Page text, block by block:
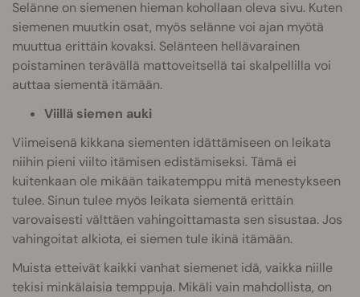
Selänne on siemenen hieman kohollaan oleva sivu. Kuten
siemenen muutkin osat, myös selänne voi ajan myötä
muuttua erittäin kovaksi. Selänteen hellävarainen
poistaminen terävällä mattoveitsellä tai skalpellilla voi
auttaa siementä itämään.
Viillä siemen auki
Viimeisenä kikkana siementen idättämiseen on leikata
niihin pieni viilto itämisen edistämiseksi. Tämä ei
kuitenkaan ole mikään taikatemppu mitä menestykseen
tulee. Sinun tulee myös leikata siementä erittäin
varovaisesti välttäen vahingoittamasta sen sisustaa. Jos
vahingoitat alkiota, ei siemen tule ikinä itämään.
Muista etteivät kaikki vanhat siemenet idä, vaikka niille
tekisi minkälaisia temppuja. Mikäli vain mahdollista, on